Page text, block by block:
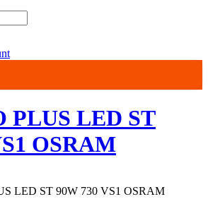
PLUS LED ST
OSRAM
LED ST 90W 730 VS1 OSRAM